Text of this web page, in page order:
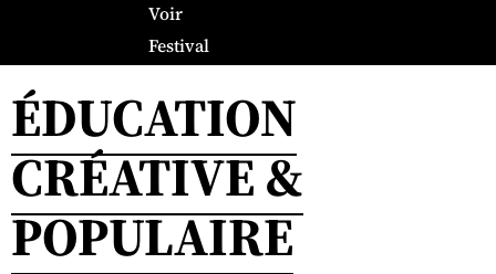
Voir
Festival
ÉDUCATION
CRÉATIVE &
POPULAIRE